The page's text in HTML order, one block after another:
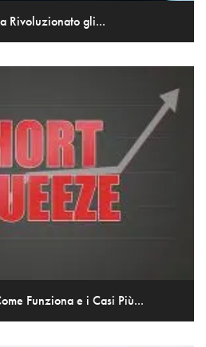
Rivoluzionato gli...
Funziona e i Casi Più...